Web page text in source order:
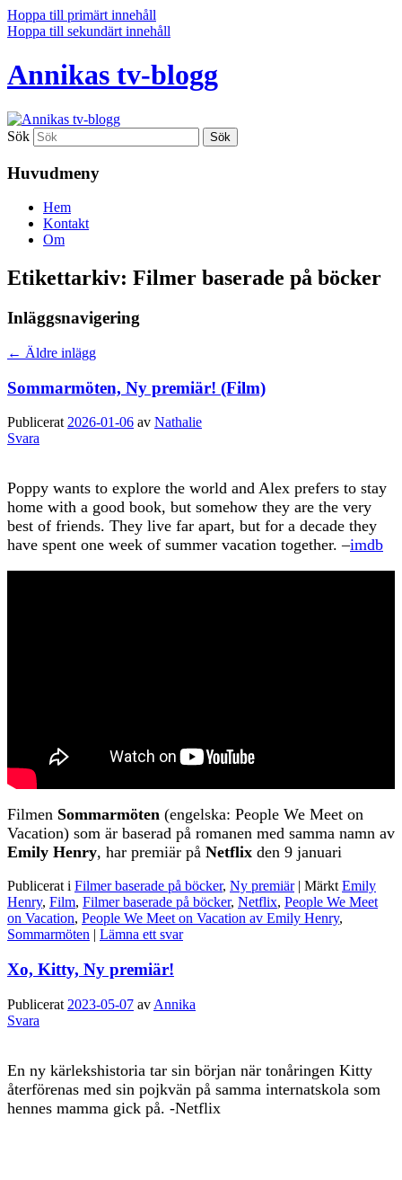
Hoppa till primärt innehåll
Hoppa till sekundärt innehåll
Annikas tv-blogg
Sök
Huvudmeny
Hem
Kontakt
Om
Etikettarkiv: Filmer baserade på böcker
Inläggsnavigering
← Äldre inlägg
Sommarmöten, Ny premiär! (Film)
Publicerat 2026-01-06 av Nathalie
Svara
Poppy wants to explore the world and Alex prefers to stay
home with a good book, but somehow they are the very
best of friends. They live far apart, but for a decade they
have spent one week of summer vacation together. –imdb
Filmen Sommarmöten (engelska: People We Meet on
Vacation) som är baserad på romanen med samma namn av
Emily Henry, har premiär på Netflix den 9 januari
Publicerat i Filmer baserade på böcker, Ny premiär | Märkt Emily
Henry, Film, Filmer baserade på böcker, Netflix, People We Meet
on Vacation, People We Meet on Vacation av Emily Henry,
Sommarmöten | Lämna ett svar
Xo, Kitty, Ny premiär!
Publicerat 2023-05-07 av Annika
Svara
En ny kärlekshistoria tar sin början när tonåringen Kitty
återförenas med sin pojkvän på samma internatskola som
hennes mamma gick på. -Netflix